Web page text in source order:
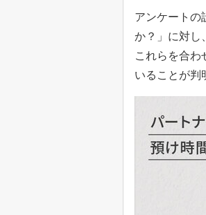
アンケートの
か？」に対し
これらを合わ
いることが判